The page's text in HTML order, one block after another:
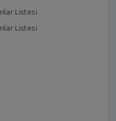
Listesi
Listesi